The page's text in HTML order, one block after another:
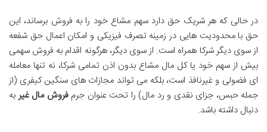
در حالی که هر شریک حق دارد سهم مشاع خود را به فروش برساند، این
حق با محدودیت هایی در زمینه تصرف فیزیکی و امکان اعمال حق شفعه
از سوی دیگر شرکا همراه است. از سوی دیگر، هرگونه اقدام به فروش سهمی
بیش از سهم خود یا کل مال مشاع بدون اذن تمامی شرکا، نه تنها معامله
ای فضولی و غیرنافذ است، بلکه می تواند مجازات های سنگین کیفری (از
جمله حبس، جزای نقدی و رد مال) را تحت عنوان جرمفروش مال غیربه
دنبال داشته باشد.